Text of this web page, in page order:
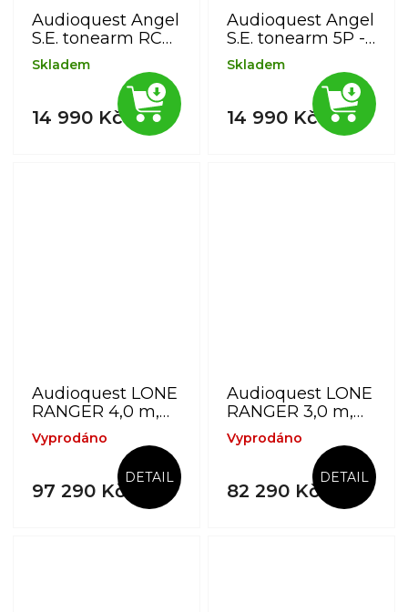
Audioquest Angel
S.E. tonearm RCA
- RCA 1,2 m -
stříbrné vodiče
Skladem
14 990 Kč
Audioquest Angel
S.E. tonearm 5P -
RCA 1,2 m -
stříbrné vodiče
Skladem
14 990 Kč
Audioquest LONE
RANGER 4,0 m,
vidličky -
reproduktorový
kabel z výběrové
mědi PSC+
Vyprodáno
97 290 Kč
DETAIL
Audioquest LONE
RANGER 3,0 m,
vidličky -
reproduktorový
kabel z výběrové
mědi PSC+
Vyprodáno
82 290 Kč
DETAIL